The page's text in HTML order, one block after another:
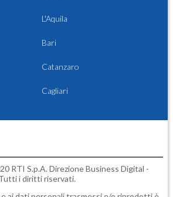
L'Aquila
Bari
Catanzaro
Cagliari
RTI S.p.A. Direzione Business Digital -
i diritti riservati.